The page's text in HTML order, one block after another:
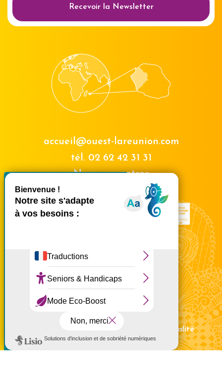
Tout accepter
Tout refuser
Masquer le
Recevoir la Newsletter
accueil@ouest-lareunion.com
tél. 02 62 42 31 31
Nous rencontrer
Politique de confidentialité